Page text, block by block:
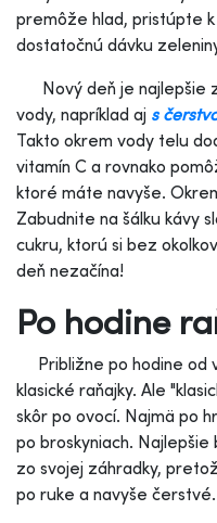
premôže hlad, pristúpte
dostatočnú dávku
Nový deň je najlepšie
vody, napríklad aj s
Takto okrem vody telu
vitamín C a rovnako
ktoré máte navyše.
Zabudnite na šálku kávy
cukru, ktorú si bez
deň nezačína!
Po hodine
Približne po hodine od
klasické raňajky. Ale
skôr po ovocí. Najmä po
po broskyniach.
zo svojej záhradky,
po ruke a navyše čerstvé.